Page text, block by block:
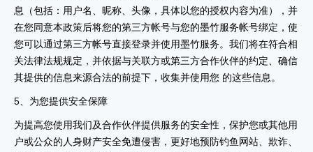
息（包括：用户名、昵称、头像，具体以您的授权内容为准），并
在您同意本政策后将您的第三方帐号与您的墨竹服务帐号绑定，使
您可以通过第三方帐号直接登录并使用墨竹服务。我们将在符合相
关法律法规规定，并依据与关联方或第三方合作伙伴的约定、确信
其提供的信息来源合法的前提下，收集并使用您 的这些信息。
5、为您提供安全保障
为提高您使用我们及合作伙伴提供服务的安全性，保护您或其他用
户或公众的人身财产安全免遭侵害，更好地预防钓鱼网站、欺诈、